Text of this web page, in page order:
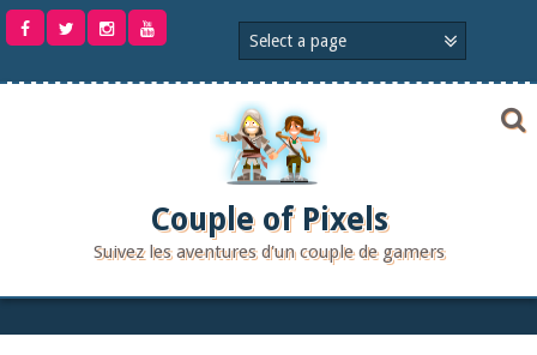
Aller
Couple of Pixels
Suivez les aventures d'un couple de gamers